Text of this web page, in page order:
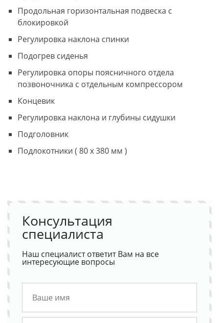
Продольная горизонтальная подвеска с
блокировкой
Регулировка наклона спинки
Подогрев сиденья
Регулировка опоры поясничного отдела
позвоночника с отдельным компрессором
Концевик
Регулировка наклона и глубины сидушки
Подголовник
Подлокотники ( 80 х 380 мм )
Консультация
специалиста
Наш специалист ответит Вам на все
интересующие вопросы